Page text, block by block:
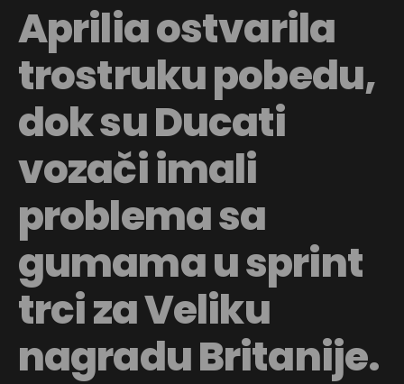
Aprilia ostvarila
trostruku pobedu,
dok su Ducati
vozači imali
problema sa
gumama u sprint
trci za Veliku
nagradu Britanije.